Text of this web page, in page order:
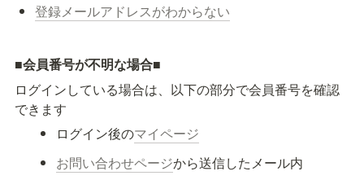
登録メールアドレスがわからない
■会員番号が不明な場合■
ログインしている場合は、以下の部分で会員番号を確認
できます
ログイン後のマイページ
お問い合わせページから送信したメール内